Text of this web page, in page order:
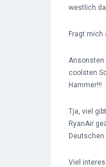
westlich
Fragt mich
Ansonsten
coolsten
Hammer!!!
Tja, viel
RyanAir
Viel